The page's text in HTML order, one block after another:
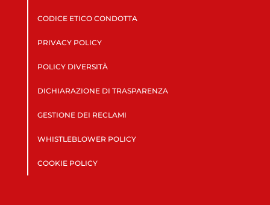
CODICE ETICO CONDOTTA
PRIVACY POLICY
POLICY DIVERSITÀ
DICHIARAZIONE DI TRASPARENZA
GESTIONE DEI RECLAMI
WHISTLEBLOWER POLICY
COOKIE POLICY